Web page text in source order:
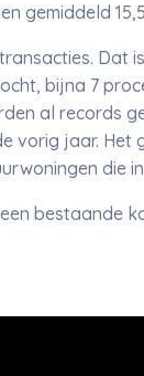
gemiddeld
Dat
bijna 7
al records
vorig jaar.
bestaande